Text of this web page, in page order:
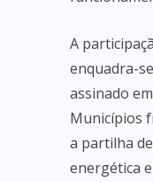
A
enquadra-
assinado
Municípios
a partilha
energética